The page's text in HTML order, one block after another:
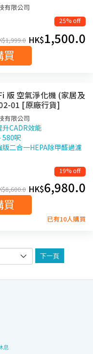
有限公司
25% off
1,999.0 HK$1,500.0
買
版 空氣淨化機 (家居及
01 [原廠行貨]
有限公司
CADR效能
580呎
二合一HEPA除甲醛過濾
19% off
8,600.0 HK$6,980.0
買
已有10人購買
下一頁
息